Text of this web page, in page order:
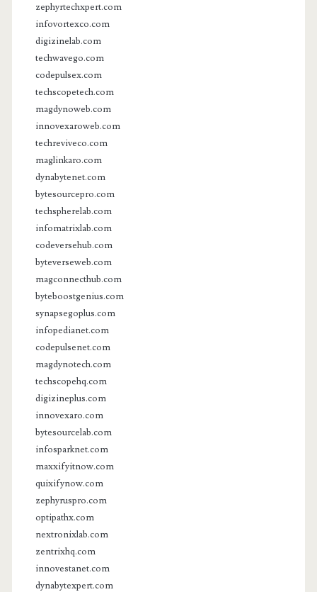
zephyrtechxpert.com
infovortexco.com
digizinelab.com
techwavego.com
codepulsex.com
techscopetech.com
magdynoweb.com
innovexaroweb.com
techreviveco.com
maglinkaro.com
dynabytenet.com
bytesourcepro.com
techspherelab.com
infomatrixlab.com
codeversehub.com
byteverseweb.com
magconnecthub.com
byteboostgenius.com
synapsegoplus.com
infopedianet.com
codepulsenet.com
magdynotech.com
techscopehq.com
digizineplus.com
innovexaro.com
bytesourcelab.com
infosparknet.com
maxxifyitnow.com
quixifynow.com
zephyruspro.com
optipathx.com
nextronixlab.com
zentrixhq.com
innovestanet.com
dynabytexpert.com